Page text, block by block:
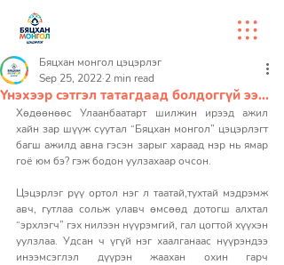
Үнэхээр сэтгэл татагдаад болдоггүй ээ...
Бяцхан монгол цэцэрлэг
Sep 25, 2022 2 min read
Хөдөөнөөс Улаанбаатарт шилжин ирээд ажил
хайн зар шүүж суутал “Бяцхан монгол” цэцэрлэгт
багш ажилд авна гэсэн зарыг хараад нэр нь ямар
гоё юм бэ? гэж бодон уулзахаар очсон.
Цэцэрлэг рүү ортол нэг л таатай,тухтай мэдрэмж
авч, гутлаа сольж улавч өмсөөд дотогш алхтал
“эрхлэгч” гэх нилээн нүүрэмгий, гал цогтой хүүхэн
уулзлаа. Удсан ч үгүй нэг хаалганаас нүүрэндээ
инээмсэглэл дүүрэн жаахан охин гарч